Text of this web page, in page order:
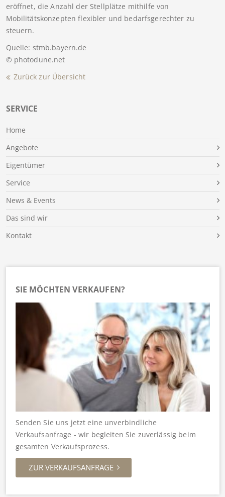
SERVICE
Home
Angebote
Eigentümer
Service
News & Events
Das sind wir
Kontakt
SIE MÖCHTEN VERKAUFEN?
Senden Sie uns jetzt eine unverbindliche
Verkaufsanfrage - wir begleiten Sie zuverlässig beim
gesamten Verkaufsprozess.
ZUR VERKAUFSANFRAGE
eröffnet, die Anzahl der Stellplätze mithilfe von
Mobilitätskonzepten flexibler und bedarfsgerechter zu
steuern.
Quelle: stmb.bayern.de
© photodune.net
Zurück zur Übersicht